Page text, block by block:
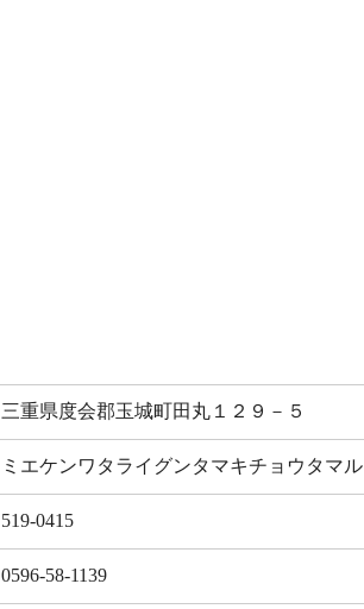
三重県度会郡玉城町田丸１２９－５
ミエケンワタライグンタマキチョウタマル
519-0415
0596-58-1139